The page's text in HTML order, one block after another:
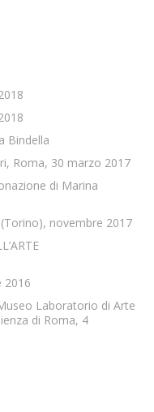
Bindella
Roma, 30 marzo 2017
di Marina
novembre 2017
2016
Laboratorio di Arte
di Roma, 4